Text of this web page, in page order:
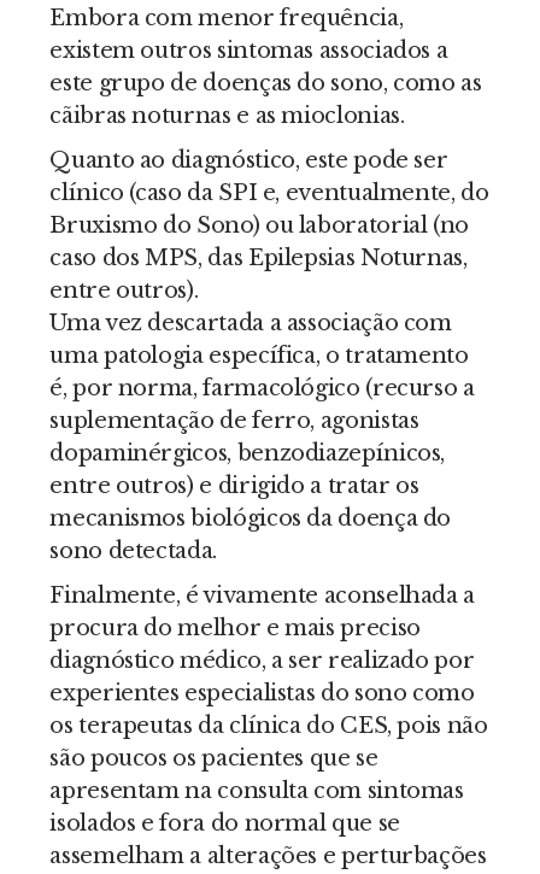
Embora com menor frequência,
existem outros sintomas associados a
este grupo de doenças do sono, como as
cãibras noturnas e as mioclonias.
Quanto ao diagnóstico, este pode ser
clínico (caso da SPI e, eventualmente, do
Bruxismo do Sono) ou laboratorial (no
caso dos MPS, das Epilepsias Noturnas,
entre outros).
Uma vez descartada a associação com
uma patologia específica, o tratamento
é, por norma, farmacológico (recurso a
suplementação de ferro, agonistas
dopaminérgicos, benzodiazepínicos,
entre outros) e dirigido a tratar os
mecanismos biológicos da doença do
sono detectada.
Finalmente, é vivamente aconselhada a
procura do melhor e mais preciso
diagnóstico médico, a ser realizado por
experientes especialistas do sono como
os terapeutas da clínica do CES, pois não
são poucos os pacientes que se
apresentam na consulta com sintomas
isolados e fora do normal que se
assemelham a alterações e perturbações